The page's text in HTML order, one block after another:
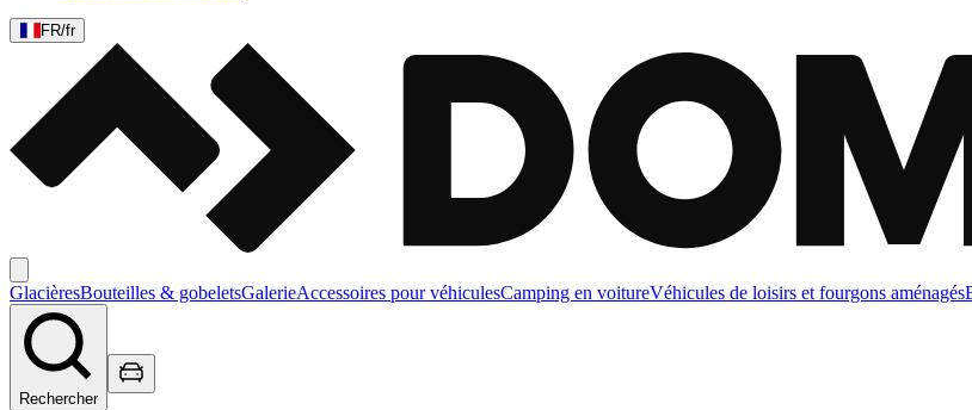
FR/fr
GlacièresBouteilles & gobeletsGalerieAccessoires pour véhiculesCamping en voitureVéhicules de loisirs et fourgons aménagés
Rechercher